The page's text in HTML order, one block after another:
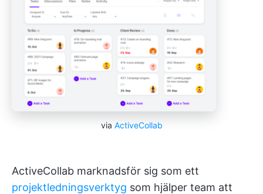
via ActiveCollab
ActiveCollab marknadsför sig som ett
projektledningsverktyg som hjälper team att